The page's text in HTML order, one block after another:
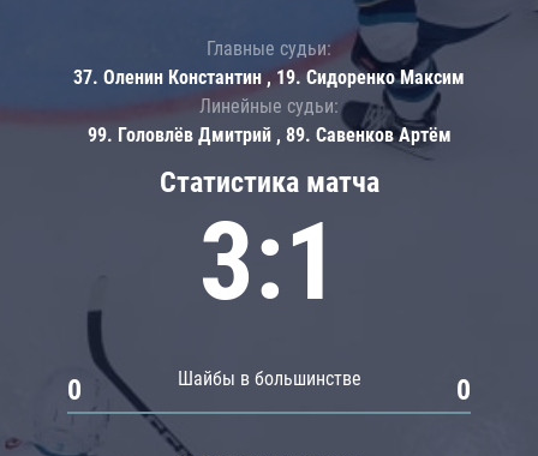
Статистика матча
3:1
Шайбы в большинстве
0 0
Главные судьи:
37. Оленин Константин , 19. Сидоренко Максим
Линейные судьи:
99. Головлёв Дмитрий , 89. Савенков Артём